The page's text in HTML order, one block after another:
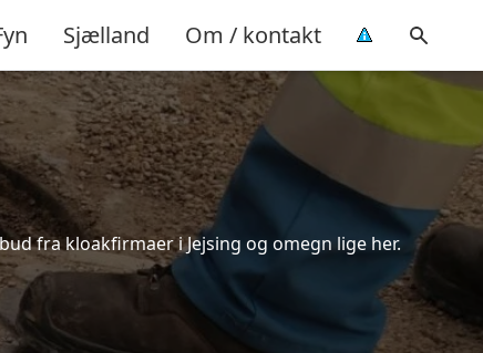
Sjælland Om / kontakt
fra kloakfirmaer i Jejsing og omegn lige her.